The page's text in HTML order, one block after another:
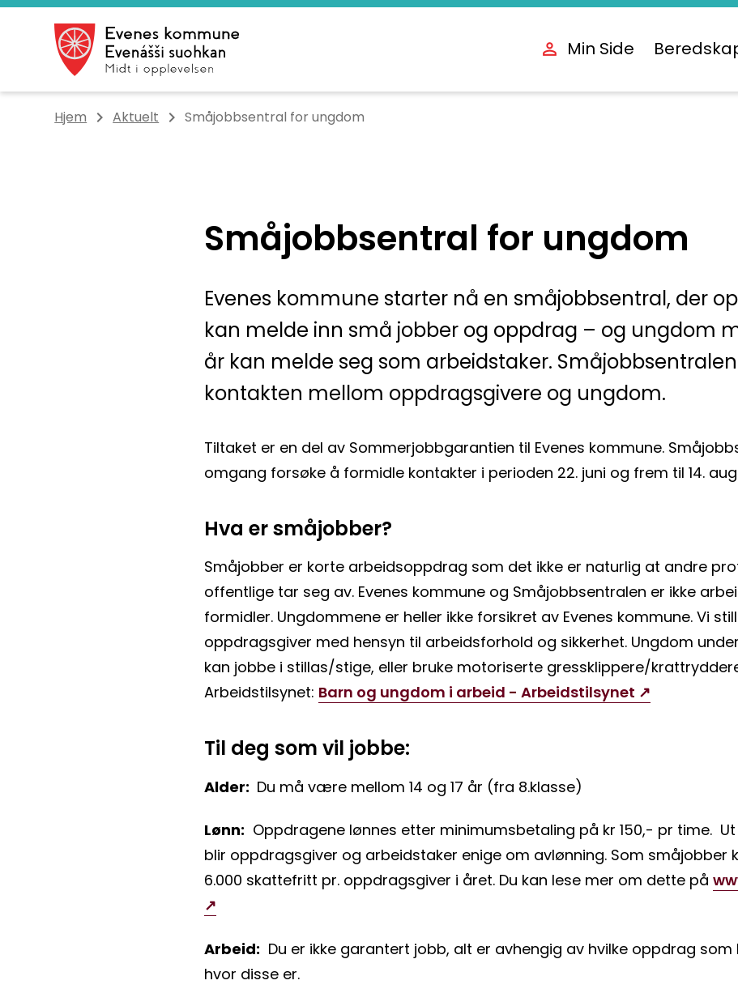
Evenes kommune
Min Side
Du er her:
Hjem Aktuelt Småjobbsentral for ungdom
Småjobbsentral for ungdom
Evenes kommune starter nå en småjobbsentral, der
kan melde inn små jobber og oppdrag – og ungdom
år kan melde seg som arbeidstaker.
kontakten mellom oppdragsgivere og ungdom.
Tiltaket er en del av Sommerjobbgarantien til Evenes kommune.
omgang forsøke å formidle kontakter i perioden 22. juni og frem til 14.
Hva er småjobber?
Småjobber er korte arbeidsoppdrag som det ikke er naturlig at andre
offentlige tar seg av. Evenes kommune og Småjobbsentralen er ikke
formidler. Ungdommene er heller ikke forsikret av Evenes kommune. Vi
oppdragsgiver med hensyn til arbeidsforhold og sikkerhet. Ungdom under
kan jobbe i stillas/stige, eller bruke motoriserte gressklippere/
Arbeidstilsynet: Barn og ungdom i arbeid - Arbeidstilsynet
Til deg som vil jobbe:
Alder: Du må være mellom 14 og 17 år (fra 8.klasse)
Lønn: Oppdragene lønnes etter minimumsbetaling på kr 150,- pr time.
blir oppdragsgiver og arbeidstaker enige om avlønning. Som småjobber
6.000 skattefritt pr. oppdragsgiver i året. Du kan lese mer om dette på
Arbeid: Du er ikke garantert jobb, alt er avhengig av hvilke oppdrag som
hvor disse er.